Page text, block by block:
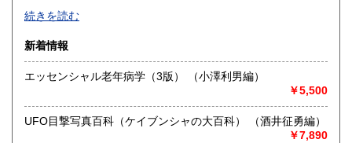
宮崎県
沖縄県
あらゆるものはないけれど思わぬものこそそこかしこ。お客
様へ……お問合せなどございましたら、住所・氏名・電話・
の場合はお応えできないこともありますのでご了承くださ
い。またお電話問合せは聞き間違いなどの要因となりますの
で、ご注文・お問合せはメール・FAX・往復ハガキなど書面
なにとぞご協力のほどをお願い申し上げます。
続きを読む
新着情報
エッセンシャル老年病学（3版） （小澤利男編）
￥5,500
UFO目撃写真百科（ケイブンシャの大百科） （酒井征勇編）
￥7,890